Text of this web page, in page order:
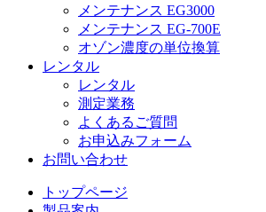
メンテナンス EG3000
メンテナンス EG-700E
オゾン濃度の単位換算
レンタル
レンタル
測定業務
よくあるご質問
お申込みフォーム
お問い合わせ
トップページ